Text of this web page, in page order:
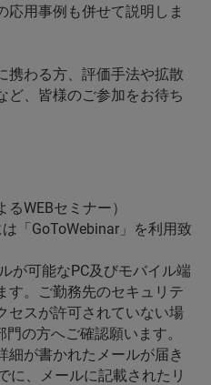
応用事例も併せて説明しま
携わる方、評価手法や拡散
ど、皆様のご参加をお待ち
WEBセミナー）
「GoToWebinar」を利用致
が可能なPC及びモバイル端
す。ご勤務先のセキュリテ
セスが許可されていない場
の方へご確認願います。
細が書かれたメールが届き
に、メールに記載されたリ